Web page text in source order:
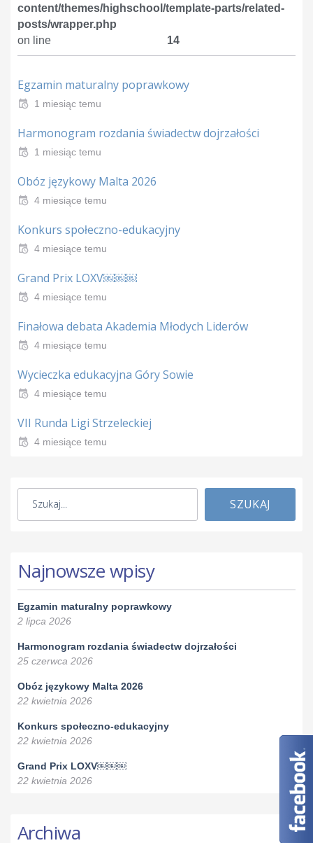
content/themes/highschool/template-parts/related-
posts/wrapper.php
on line
14
Egzamin maturalny poprawkowy
1 miesiąc temu
Harmonogram rozdania świadectw dojrzałości
1 miesiąc temu
Obóz językowy Malta 2026
4 miesiące temu
Konkurs społeczno-edukacyjny
4 miesiące temu
Grand Prix LOXV￼￼￼
4 miesiące temu
Finałowa debata Akademia Młodych Liderów
4 miesiące temu
Wycieczka edukacyjna Góry Sowie
4 miesiące temu
VII Runda Ligi Strzeleckiej
4 miesiące temu
SZUKAJ
Najnowsze wpisy
Egzamin maturalny poprawkowy
2 lipca 2026
Harmonogram rozdania świadectw dojrzałości
25 czerwca 2026
Obóz językowy Malta 2026
22 kwietnia 2026
Konkurs społeczno-edukacyjny
22 kwietnia 2026
Grand Prix LOXV￼￼￼
22 kwietnia 2026
Archiwa